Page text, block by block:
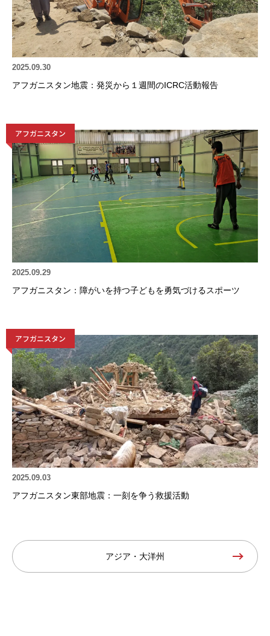
2025.09.30
アフガニスタン地震：発災から１週間のICRC活動報告
アフガニスタン
2025.09.29
アフガニスタン：障がいを持つ子どもを勇気づけるスポーツ
アフガニスタン
2025.09.03
アフガニスタン東部地震：一刻を争う救援活動
アジア・大洋州